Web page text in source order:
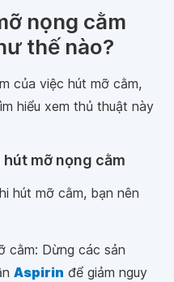
nọng cằm
thế nào?
của việc hút mỡ cằm,
hiểu xem thủ thuật này
hút mỡ nọng cằm
hút mỡ cằm, bạn nên
cằm: Dừng các sản
Aspirin để giảm nguy